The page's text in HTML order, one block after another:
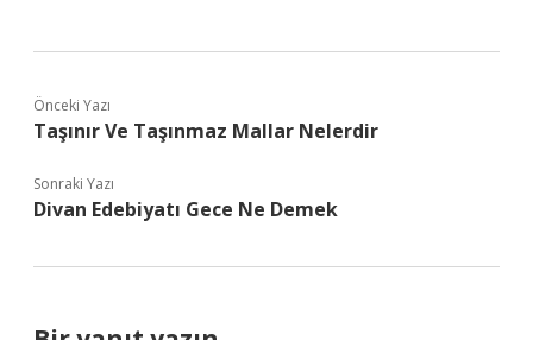
Önceki Yazı
Taşınır Ve Taşınmaz Mallar Nelerdir
Sonraki Yazı
Divan Edebiyatı Gece Ne Demek